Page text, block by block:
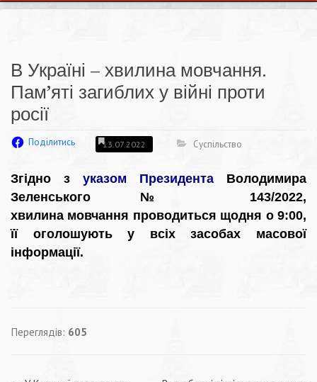
В Україні – хвилина мовчання.
Пам’яті загиблих у війні проти
росії
Поділитись 13.07.2022 Суспільство
Згідно з указом Президента Володимира
Зеленського № 143/2022,
хвилина мовчання проводиться щодня о 9:00,
її оголошують у всіх засобах масової
інформації.
Переглядів: 605